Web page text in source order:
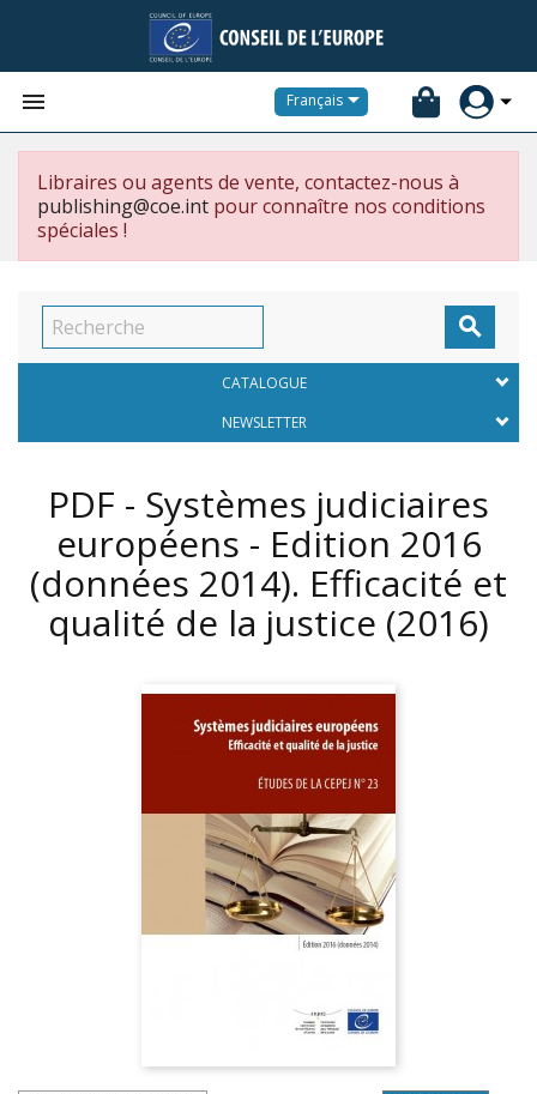
 Français
Libraires ou agents de vente, contactez-nous à
publishing@coe.int pour connaître nos conditions
spéciales !

CATALOGUE
NEWSLETTER
PDF - Systèmes judiciaires
européens - Edition 2016
(données 2014). Efficacité et
qualité de la justice (2016)